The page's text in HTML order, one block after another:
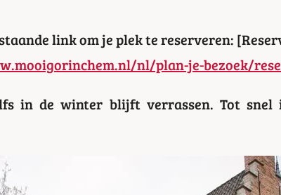
link om je plek te reserveren:
nl/plan-je-bezoek/
in de winter blijft verrassen. Tot snel